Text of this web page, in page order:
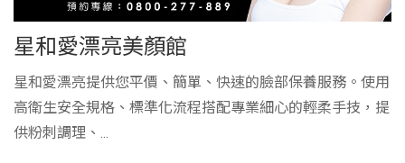
星和愛漂亮美顏館
星和愛漂亮提供您平價、簡單、快速的臉部保養服務。使用
高衛生安全規格、標準化流程搭配專業細心的輕柔手技，提
供粉刺調理、...